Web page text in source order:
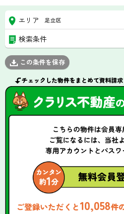
エリア 足立区
検索条件
この条件を保存
チェックした物件をまとめて資料請求
ご登録いただくと10,058件